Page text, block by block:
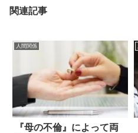
関連記事
人間関係
『母の不倫』によって両